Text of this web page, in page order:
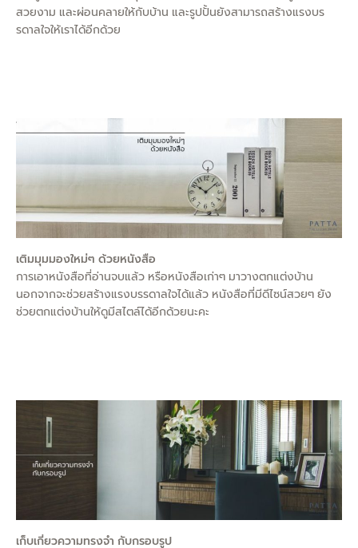
สวยงาม และผ่อนคลายให้กับบ้าน และรูปปั้นยังสามารถสร้างแรงบร
รดาลใจให้เราได้อีกด้วย
เติมมุมมองใหม่ๆ ด้วยหนังสือ
การเอาหนังสือที่อ่านจบแล้ว หรือหนังสือเก่าๆ มาวางตกแต่งบ้าน
นอกจากจะช่วยสร้างแรงบรรดาลใจได้แล้ว หนังสือที่มีดีไซน์สวยๆ ยัง
ช่วยตกแต่งบ้านให้ดูมีสไตล์ได้อีกด้วยนะคะ
เก็บเกี่ยวความทรงจำ กับกรอบรูป